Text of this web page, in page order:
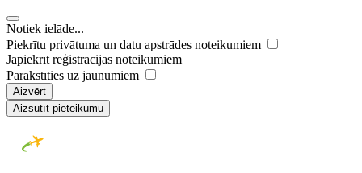
Notiek ielāde...
Piekrītu privātuma un datu apstrādes noteikumiem
Japiekrīt reģistrācijas noteikumiem
Parakstīties uz jaunumiem
Aizvērt
Aizsūtīt pieteikumu